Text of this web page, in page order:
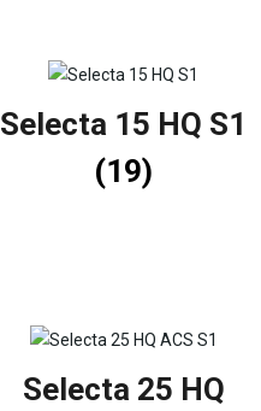
Selecta 15 HQ S1
(19)
Selecta 25 HQ